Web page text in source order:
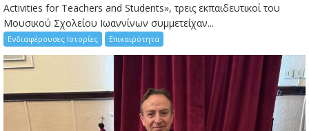
Activities for Teachers and Students», τρεις εκπαιδευτικοί του
Μουσικού Σχολείου Ιωαννίνων συμμετείχαν...
Ενδιαφέρουσες Ιστορίες Επικαιρότητα